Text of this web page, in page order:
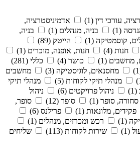
עורכי דין (1)
אדמיניסטרציה,
(1) בניה, מנהלים (1)
בניה,
קוסמטיקה (1)
הייטק (89)
חנות (4)
חנות, אופנה, מוכרים (1)
מחשבים (1) כושר (4)
כללי (281)
מחסנאים, לוגיסטיקה (3)
מחשבים
מנהלי תיקי לקוחות (5)
מנהלי תיקי
ניהול פרויקטים (6)
ניהול
סופר (1) סופר (12)
סופר,
פקידים, מלונאות (1)
פרילנס (6)
(1)
רכש ומכרזים, מנהלים (1)
(1) שירות לקוחות (113)
שליחים